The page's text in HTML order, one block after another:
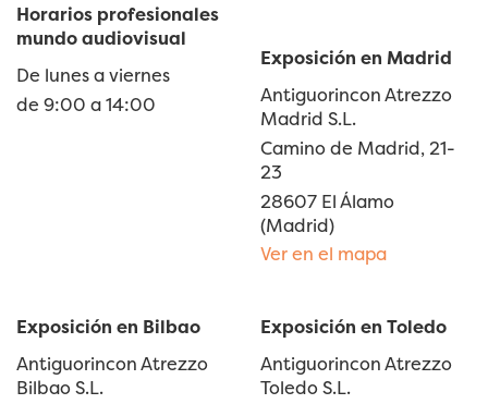
Horarios profesionales
mundo audiovisual
De lunes a viernes
de 9:00 a 14:00
Exposición en Madrid
Antiguorincon Atrezzo
Madrid S.L.
Camino de Madrid, 21-
23
28607 El Álamo
(Madrid)
Ver en el mapa
Exposición en Bilbao
Antiguorincon Atrezzo
Bilbao S.L.
Exposición en Toledo
Antiguorincon Atrezzo
Toledo S.L.